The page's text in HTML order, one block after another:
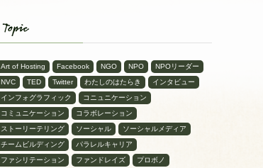
Topic
Art of Hosting Facebook NGO NPO
NPOリーダー
NVC
TED Twitter わたしのはたらき
インタビュー
インフォグラフィック
コニュニケーション
コミュニケーション
コラボレーション
ストーリーテリング
ソーシャル
ソーシャルメディア
チームビルディング
パラレルキャリア
ファシリテーション
ファンドレイズ
プロボノ